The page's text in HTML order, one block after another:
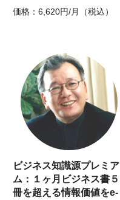
価格：6,620円/月（税込）
ビジネス知識源プレミア
ム：１ヶ月ビジネス書５
冊を超える情報価値をe-